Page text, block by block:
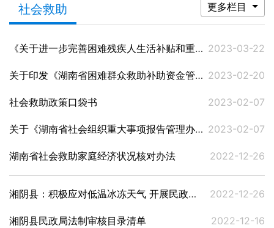
社会救助 更多栏目
《关于进一步完善困难残疾人生活补贴和重度残疾人护理补贴制度的实施意见》解读 2023-03-22
关于印发《湖南省困难群众救助补助资金管理办法》的通知 湘财社（2022）30号 2023-02-20
社会救助政策口袋书 2023-02-07
关于《湖南省社会组织重大事项报告管理办法》的解读 2023-02-07
湖南省社会救助家庭经济状况核对办法 2022-12-26
湘阴县：积极应对低温冰冻天气 开展民政服务机构安全生产等督导工作 2022-12-26
湘阴县民政局法制审核目录清单 2022-12-16